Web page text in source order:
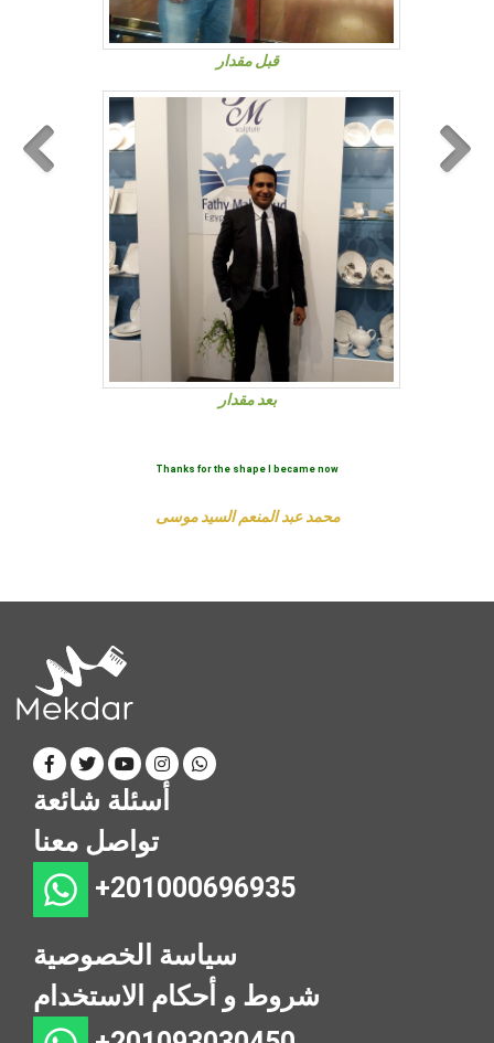
قبل مقدار
بعد مقدار
Thanks for the shape I became now
محمد عبد المنعم السيد موسى
أسئلة شائعة
تواصل معنا
+201000696935
سياسة الخصوصية
شروط و أحكام الاستخدام